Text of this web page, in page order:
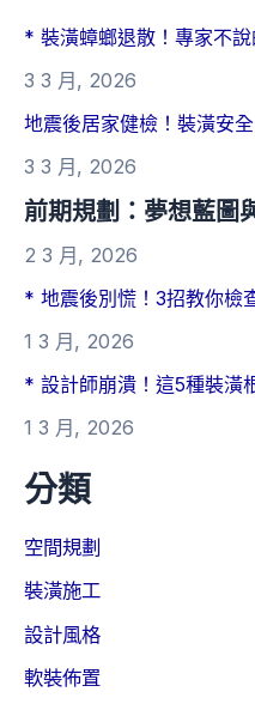
* 裝潢蟑螂退散！專家不
3 3 月, 2026
地震後居家健檢！裝潢安
3 3 月, 2026
前期規劃：夢想藍圖
2 3 月, 2026
* 地震後別慌！3招教你檢
1 3 月, 2026
* 設計師崩潰！這5種裝潢
1 3 月, 2026
分類
空間規劃
裝潢施工
設計風格
軟裝佈置